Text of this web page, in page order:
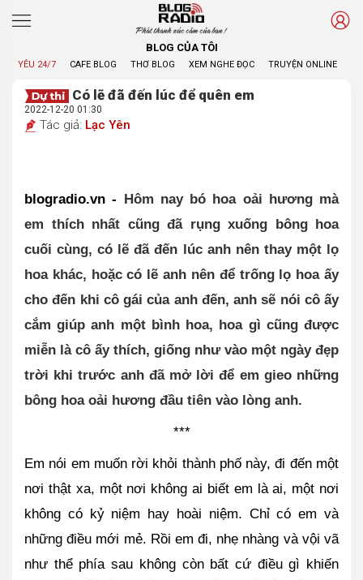
Phát thanh xúc cảm của bạn !
BLOG CỦA TÔI
YÊU 24/7 CAFE BLOG THƠ BLOG XEM NGHE ĐỌC TRUYỆN ONLINE
Có lẽ đã đến lúc để quên em
2022-12-20 01:30
Tác giả: Lạc Yên
blogradio.vn - Hôm nay bó hoa oải hương mà
em thích nhất cũng đã rụng xuống bông hoa
cuối cùng, có lẽ đã đến lúc anh nên thay một lọ
hoa khác, hoặc có lẽ anh nên để trống lọ hoa ấy
cho đến khi cô gái của anh đến, anh sẽ nói cô ấy
cắm giúp anh một bình hoa, hoa gì cũng được
miễn là cô ấy thích, giống như vào một ngày đẹp
trời khi trước anh đã mở lời để em gieo những
bông hoa oải hương đầu tiên vào lòng anh.
***
Em nói em muốn rời khỏi thành phố này, đi đến một
nơi thật xa, một nơi không ai biết em là ai, một nơi
không có kỷ niệm hay hoài niệm. Chỉ có em và
những điều mới mẻ. Rồi em đi, nhẹ nhàng và vội vã
như thể phía sau không còn bất cứ điều gì khiến